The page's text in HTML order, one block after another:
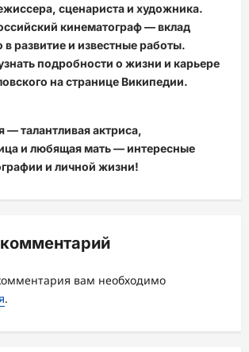
сценариста и художника.
кинематограф — вклад
в развитие и известные работы.
подробности о жизни и карьере
на странице Википедии.
— талантливая актриса,
и любящая мать — интересные
и личной жизни!
вам необходимо
.